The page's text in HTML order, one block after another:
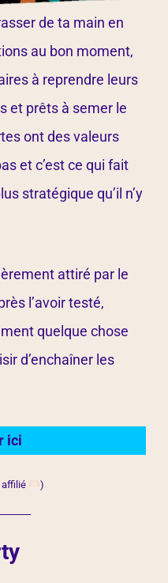
de ta main en
au bon moment,
à reprendre leurs
et prêts à semer le
ont des valeurs
et c’est ce qui fait
stratégique qu’il n’y
attiré par le
l’avoir testé,
quelque chose
d’enchaîner les
ici
affilié )